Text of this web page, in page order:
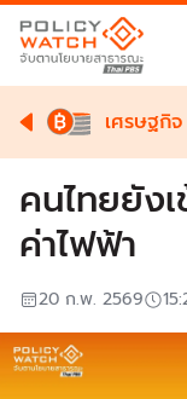
เศรษฐกิจ
คนไทยยัง
ค่าไฟฟ้า
20 ก.พ. 2569